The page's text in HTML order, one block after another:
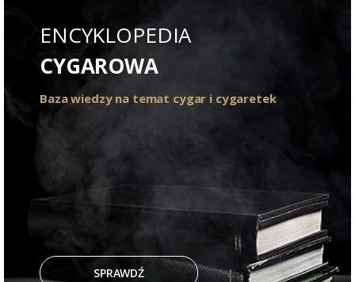
ENCYKLOPEDIA
CYGAROWA
Baza wiedzy na temat cygar i cygaretek
SPRAWDŹ